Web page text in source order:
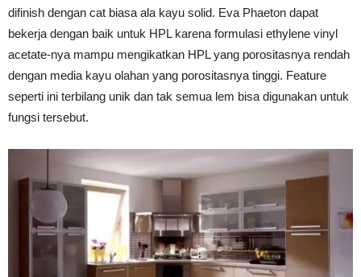
difinish dengan cat biasa ala kayu solid. Eva Phaeton dapat
bekerja dengan baik untuk HPL karena formulasi ethylene vinyl
acetate-nya mampu mengikatkan HPL yang porositasnya rendah
dengan media kayu olahan yang porositasnya tinggi. Feature
seperti ini terbilang unik dan tak semua lem bisa digunakan untuk
fungsi tersebut.